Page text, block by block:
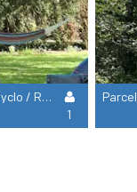
Paquete «Halte Cyclo / Rando» = Sin Coche
1